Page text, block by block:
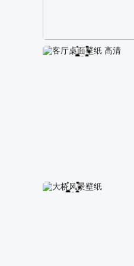
阿尔卑斯山区自然风景
客厅桌面壁纸 高清